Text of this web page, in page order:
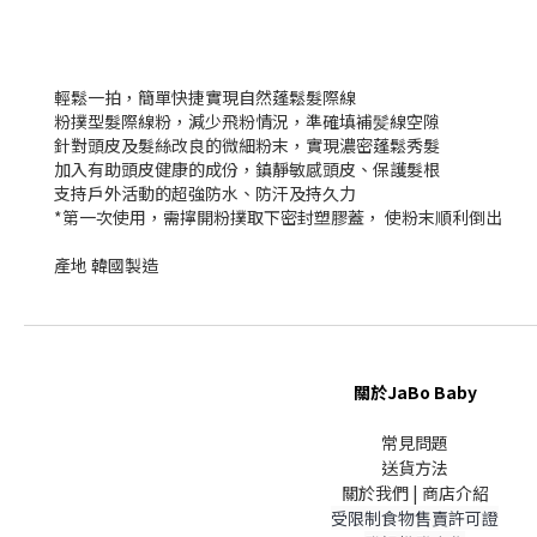
輕鬆一拍，簡單快捷實現自然蓬鬆髮際線
粉撲型髮際線粉，減少飛粉情況，準確填補髪線空隙
針對頭皮及髮絲改良的微細粉末，實現濃密蓬鬆秀髮
加入有助頭皮健康的成份，鎮靜敏感頭皮、保護髮根
支持戶外活動的超強防水、防汗及持久力
*第一次使用，需擰開粉撲取下密封塑膠蓋， 使粉末順利倒出
產地 韓國製造
關於JaBo Baby
常見問題
送貨方法
關於我們 | 商店介紹
受限制食物售賣許可證